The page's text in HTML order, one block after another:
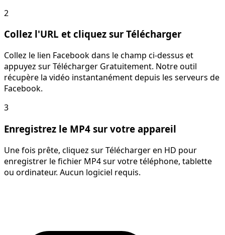
2
Collez l'URL et cliquez sur Télécharger
Collez le lien Facebook dans le champ ci-dessus et
appuyez sur Télécharger Gratuitement. Notre outil
récupère la vidéo instantanément depuis les serveurs de
Facebook.
3
Enregistrez le MP4 sur votre appareil
Une fois prête, cliquez sur Télécharger en HD pour
enregistrer le fichier MP4 sur votre téléphone, tablette
ou ordinateur. Aucun logiciel requis.